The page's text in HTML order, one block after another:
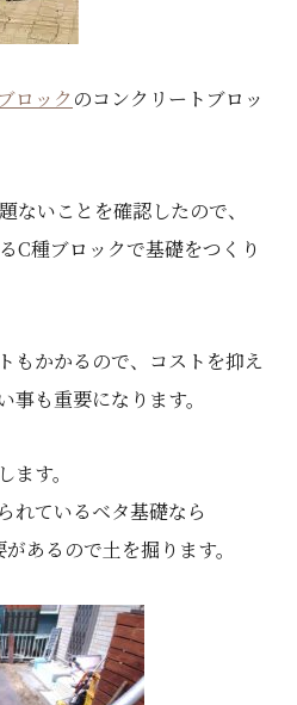
ロック のコンクリートブロッ
いことを確認したので、
C種ブロックで基礎をつくり
もかかるので、コストを抑え
も重要になります。
す。
れているベタ基礎なら
あるので土を掘ります。